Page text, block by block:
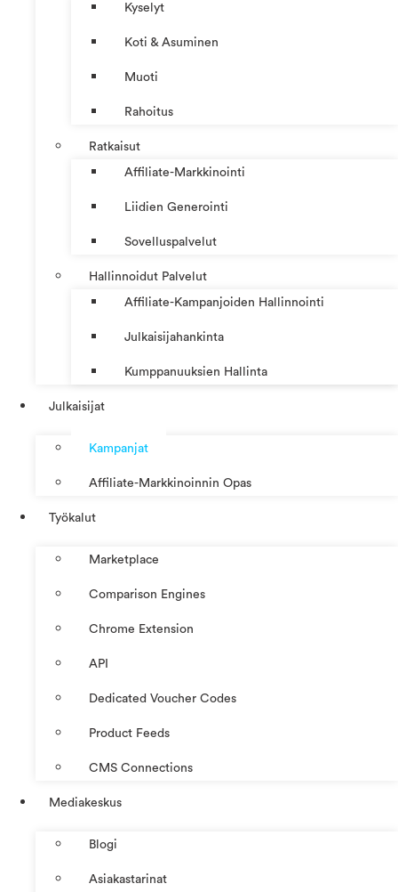
Kyselyt
Koti & Asuminen
Muoti
Rahoitus
Ratkaisut
Affiliate-Markkinointi
Liidien Generointi
Sovelluspalvelut
Hallinnoidut Palvelut
Affiliate-Kampanjoiden Hallinnointi
Julkaisijahankinta
Kumppanuuksien Hallinta
Julkaisijat
Kampanjat
Affiliate-Markkinoinnin Opas
Työkalut
Marketplace
Comparison Engines
Chrome Extension
API
Dedicated Voucher Codes
Product Feeds
CMS Connections
Mediakeskus
Blogi
Asiakastarinat